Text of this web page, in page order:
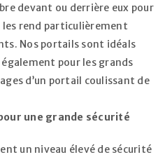
devant ou derrière eux pour
rend particulièrement
Nos portails sont idéals
pour les grands
d’un portail coulissant de
une grande sécurité
un niveau élevé de sécurité